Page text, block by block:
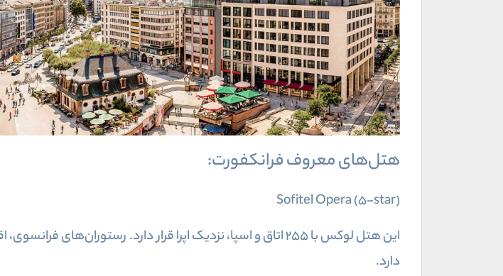
هتل‌های معروف فرانکفورت:
Sofitel Opera (5-star)
این هتل لوکس با ۲۵۵ اتاق و اسپا، نزدیک اپرا قرار دارد.
دارد.